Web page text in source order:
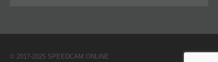
© 2017-2025 SPEEDCAM.ONLINE